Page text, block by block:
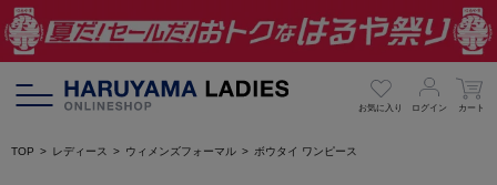
お気に入り ログイン カート
TOP レディース ウィメンズフォーマル ボウタイ ワンピース